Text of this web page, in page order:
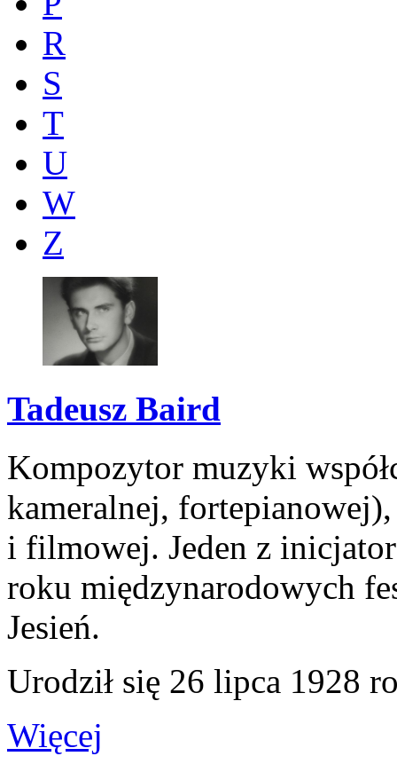
R
S
T
U
W
Z
Tadeusz Baird
Kompozytor muzyki
kameralnej,
i filmowej. Jeden z
roku międzynarodowych
Jesień.
Urodził się 26 lipca 1928
Więcej